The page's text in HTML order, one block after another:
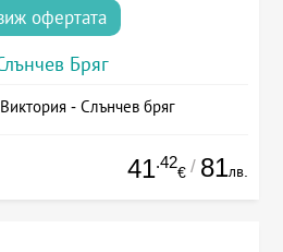
офертата
Бряг
- Слънчев бряг
41.42
€ / 81лв.